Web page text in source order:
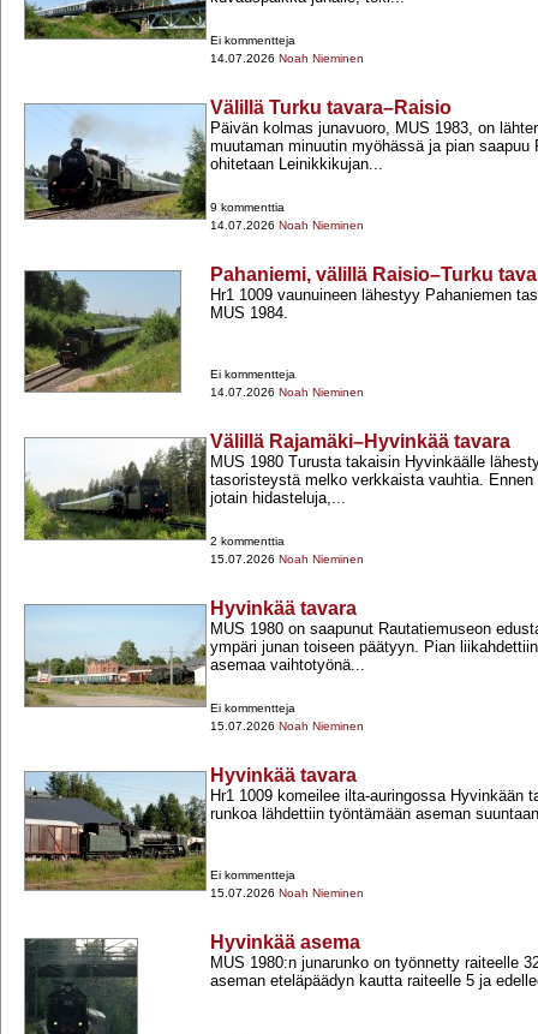
Ei kommentteja
14.07.2026 Noah Nieminen
Välillä Turku tavara–Raisio
Päivän kolmas junavuoro, MUS 1983, on
muutaman minuutin myöhässä ja pian saapuu
ohitetaan Leinikkikujan...
9 kommenttia
14.07.2026 Noah Nieminen
Pahaniemi, välillä Raisio–Turku
Hr1 1009 vaunuineen lähestyy Pahaniemen
MUS 1984.
Ei kommentteja
14.07.2026 Noah Nieminen
Välillä Rajamäki–Hyvinkää tavara
MUS 1980 Turusta takaisin Hyvinkäälle
tasoristeystä melko verkkaista vauhtia. Ennen
jotain hidasteluja,...
2 kommenttia
15.07.2026 Noah Nieminen
Hyvinkää tavara
MUS 1980 on saapunut Rautatiemuseon
ympäri junan toiseen päätyyn. Pian
asemaa vaihtotyönä...
Ei kommentteja
15.07.2026 Noah Nieminen
Hyvinkää tavara
Hr1 1009 komeilee ilta-​auringossa Hyvinkään
runkoa lähdettiin työntämään aseman
Ei kommentteja
15.07.2026 Noah Nieminen
Hyvinkää asema
MUS 1980:n junarunko on työnnetty raiteelle
aseman eteläpäädyn kautta raiteelle 5 ja